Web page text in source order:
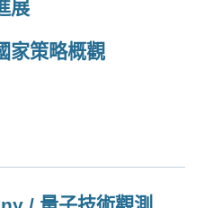
展
家策略概觀